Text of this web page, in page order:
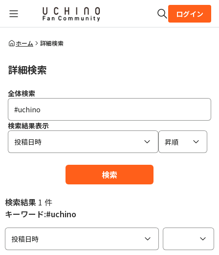
全体検索
ログイン
ホーム 詳細検索
詳細検索
全体検索
検索結果表示
投稿日時
昇順
検索
検索結果 1 件
キーワード:#uchino
投稿日時